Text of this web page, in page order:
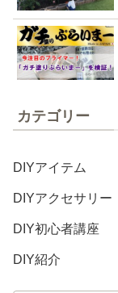
カテゴリー
DIYアイテム
DIYアクセサリー
DIY初心者講座
DIY紹介